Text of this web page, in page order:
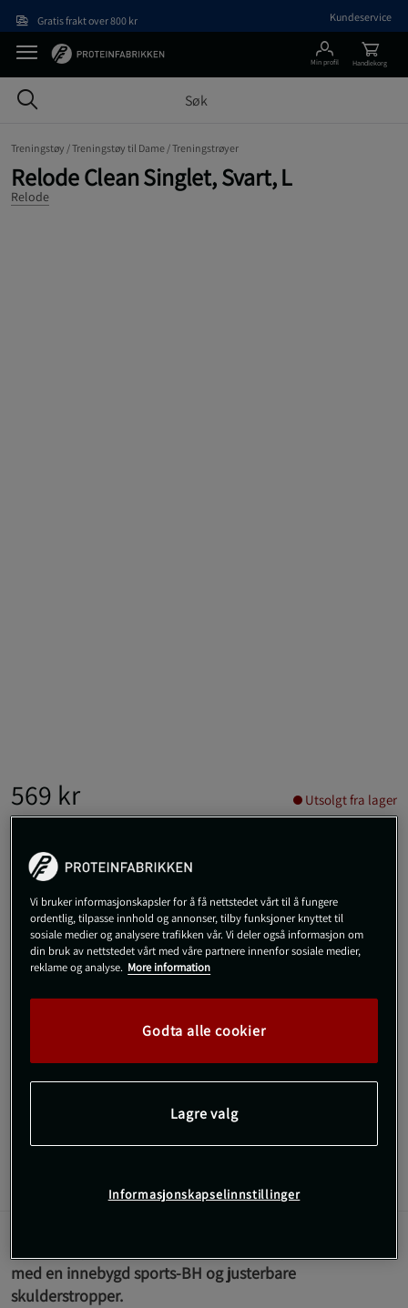
Gratis frakt over 800 kr Kundeservice
Min profil Handlekorg
Treningstøy /Treningstøy til Dame /Treningstrøyer
Relode Clean Singlet, Svart, L
Relode
569 kr Utsolgt fra lager
Utsolgt fra lager
Gi meg beskjed via e-post
Dette produktet er dessverre ikke i lager. Få beskjed når det
7350175285782
Anmeldelser
med en innebygd sports-BH og justerbare
skulderstropper.
Vi bruker informasjonskapsler for å få nettstedet vårt til å fungere
ordentlig, tilpasse innhold og annonser, tilby funksjoner knyttet til
sosiale medier og analysere trafikken vår. Vi deler også informasjon om
din bruk av nettstedet vårt med våre partnere innenfor sosiale medier,
reklame og analyse. More information
Godta alle cookier
Lagre valg
Informasjonskapselinnstillinger